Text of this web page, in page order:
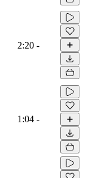
2:20 -
1:04 -